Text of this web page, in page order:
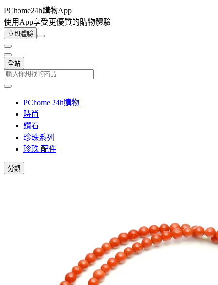
PChome24h購物App
使用App享受更優質的購物體驗
立即體驗
全站
PChome 24h購物
時尚
鑽石
珍珠系列
珍珠 配件
分類